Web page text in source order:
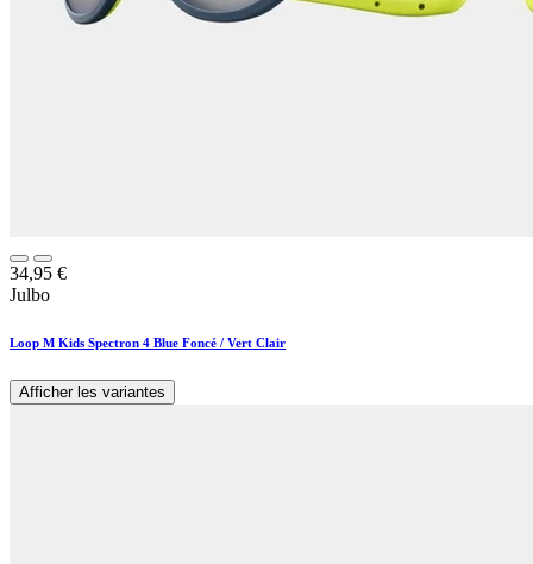
34,95 €
Julbo
Loop M Kids Spectron 4 Blue Foncé / Vert Clair
Afficher les variantes